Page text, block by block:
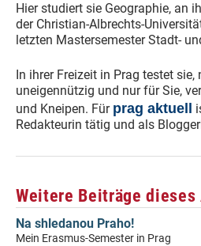
Hier studiert sie Geographie, an
der Christian-Albrechts-
letzten Mastersemester Stadt-
In ihrer Freizeit in Prag testet
uneigennützig und nur für Sie,
und Kneipen. Für prag aktuell
Redakteurin tätig und als
Weitere Beiträge dieses
Na shledanou Praho!
Mein Erasmus-Semester in Prag